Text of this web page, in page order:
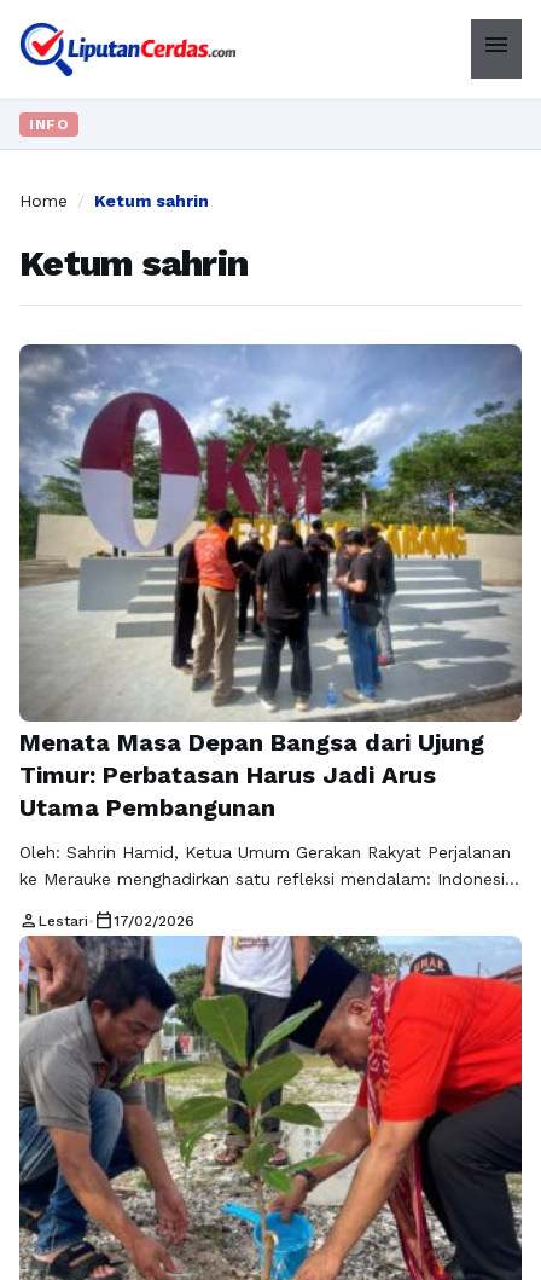
menu
INFO
Home / Ketum sahrin
Ketum sahrin
Menata Masa Depan Bangsa dari Ujung
Timur: Perbatasan Harus Jadi Arus
Utama Pembangunan
Oleh: Sahrin Hamid, Ketua Umum Gerakan Rakyat Perjalanan
ke Merauke menghadirkan satu refleksi mendalam: Indonesia
ditegakkan secara merata hingga ke titik terluar negeri. Dari
Jakarta menuju Jayapura dan melanjutkan ke Merauke, jarak
yang ditempuh bukan sekadar perjalanan geografis,
melainkan perjalanan kesadaran—bahwa masih ada wilayah
yang menanti perhatian …
Baca Selengkapnya
person Lestari• calendar_today17/02/2026